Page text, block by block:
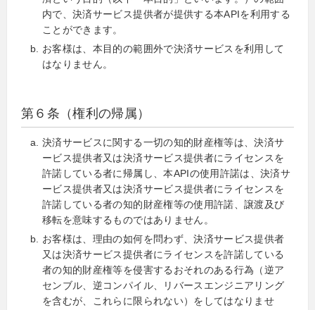
内で、決済サービス提供者が提供する本APIを利用する
ことができます。
お客様は、本目的の範囲外で決済サービスを利用して
はなりません。
第６条（権利の帰属）
決済サービスに関する一切の知的財産権等は、決済サ
ービス提供者又は決済サービス提供者にライセンスを
許諾している者に帰属し、本APIの使用許諾は、決済サ
ービス提供者又は決済サービス提供者にライセンスを
許諾している者の知的財産権等の使用許諾、譲渡及び
移転を意味するものではありません。
お客様は、理由の如何を問わず、決済サービス提供者
又は決済サービス提供者にライセンスを許諾している
者の知的財産権等を侵害するおそれのある行為（逆ア
センブル、逆コンパイル、リバースエンジニアリング
を含むが、これらに限られない）をしてはなりませ